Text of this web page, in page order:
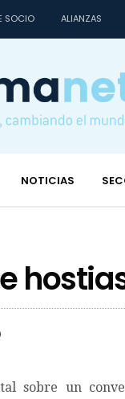
SOCIO ALIANZAS
NOTICIAS
sobre un